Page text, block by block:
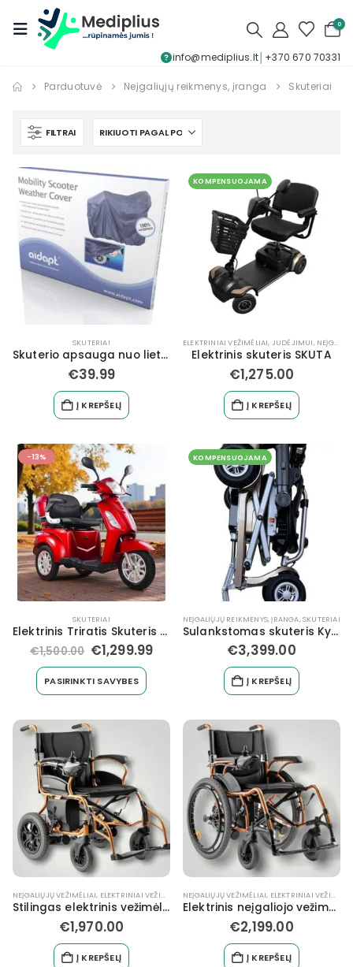
0
info@mediplius.lt│ +370 670 70331
Parduotuvė Neįgaliųjų reikmenys, įranga Skuteriai
FILTRAI
SKUTERIAI
Skuterio apsauga nuo lietaus
€39.99
Į KREPŠELĮ
KOMPENSUOJAMA
ELEKTRINIAI VEŽIMĖLIAI, JUDĖJIMUI, NEĮGALIOJO VEŽIMĖLIAI
Elektrinis skuteris SKUTA
€1,275.00
Į KREPŠELĮ
-13%
SKUTERIAI
Elektrinis Triratis Skuteris MS-03 EEC
€1,500.00 €1,299.99
PASIRINKTI SAVYBES
KOMPENSUOJAMA
NEĮGALIŲJŲ REIKMENYS, ĮRANGA,SKUTERIAI
Sulankstomas skuteris Kymco K-Lite
€3,399.00
Į KREPŠELĮ
NEĮGALIŲJŲ VEŽIMĖLIAI, ELEKTRINIAI VEŽIMĖLIAI ,JUDĖJIMUI,NEĮGALIOJO VEŽIMĖLIAI,
Stilingas elektrinis vežimėlis senjorams / neįgaliesiems
€1,970.00
Į KREPŠELĮ
NEĮGALIŲJŲ VEŽIMĖLIAI, ELEKTRINIAI VEŽIMĖLIAI
Elektrinis neįgaliojo vežimėlis
€2,199.00
Į KREPŠELĮ